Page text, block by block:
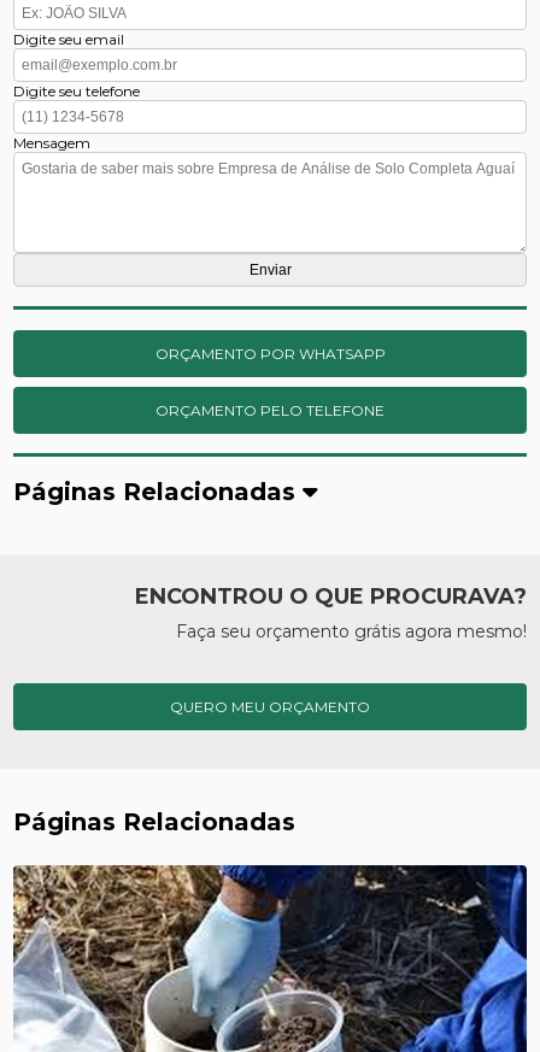
Digite seu email
Digite seu telefone
Mensagem
ORÇAMENTO POR WHATSAPP
ORÇAMENTO PELO TELEFONE
Páginas Relacionadas
ENCONTROU O QUE PROCURAVA?
Faça seu orçamento grátis agora mesmo!
QUERO MEU ORÇAMENTO
Páginas Relacionadas